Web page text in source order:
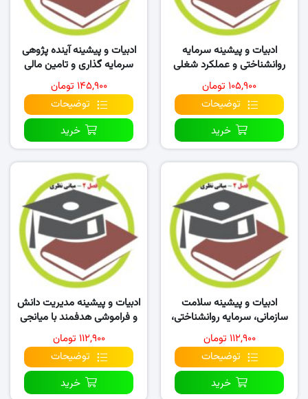
ادبیات و پیشینه سرمایه
روانشناختی و عملکرد شغلی
کارکنان در سازمان
۱۰۵,۹۰۰ تومان
توضیحات
خرید
ادبیات و پیشینه آینده پژوهی
سرمایه گذاری و تامین مالی
۱۴۵,۹۰۰ تومان
توضیحات
خرید
ادبیات و پیشینه سلامت
سازمانی، سرمایه روانشناختی،
بهزیستی کارکنان
۱۱۲,۹۰۰ تومان
توضیحات
خرید
ادبیات و پیشینه مدیریت دانش
و فراموشی هدفمند با میانجی
تسهیم دانش
۱۱۲,۹۰۰ تومان
توضیحات
خرید